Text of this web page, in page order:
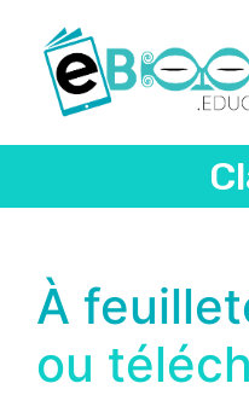
À
ou